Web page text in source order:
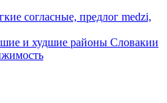
согласные, предлог medzi,
и худшие районы Словакии